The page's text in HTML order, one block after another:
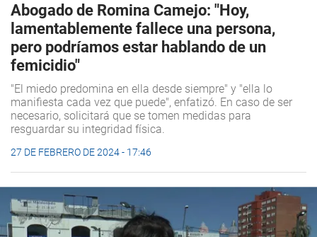
Abogado de Romina Camejo: "Hoy,
lamentablemente fallece una persona,
pero podríamos estar hablando de un
femicidio"
"El miedo predomina en ella desde siempre" y "ella lo
manifiesta cada vez que puede", enfatizó. En caso de ser
necesario, solicitará que se tomen medidas para
resguardar su integridad física.
27 DE FEBRERO DE 2024 - 17:46